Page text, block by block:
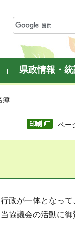
県政情報・
簿
ペー
政が一体となっ
協議会の活動に